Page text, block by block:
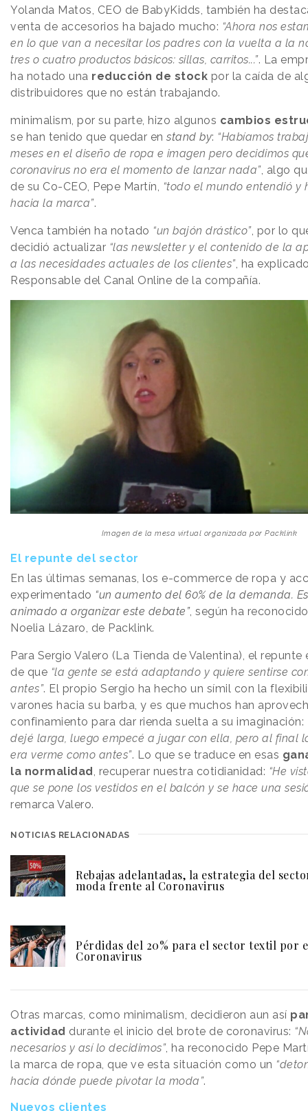
Yolanda Matos, CEO de BabyKidds, también ha
venta de accesorios ha bajado mucho: “Ahora nos
en lo que van a necesitar los padres con la vuelta a la
tres o cuatro productos básicos: sillas, carritos...”. La
ha notado una reducción de stock por la caída de
distribuidores que no están trabajando.
minimalism, por su parte, hizo algunos cambios
se han tenido que quedar en stand by: “Habíamos
meses en el diseño de ropa e imagen pero decidimos
coronavirus no era el momento de lanzar nada”, algo
de su Co-CEO, Pepe Martín, “todo el mundo entendió y
hacia la marca”.
Venca también ha notado “un bajón drástico”, por lo
decidió actualizar “las newsletter y el contenido de la
a las necesidades actuales de los clientes”, ha
Responsable del Canal Online de la compañía.
Imagen de la mesa virtual organizada por Packlink
El repunte del sector
En las últimas semanas, los e-commerce de ropa y
experimentado “un aumento del 60% de la demanda.
animado a organizar este debate”, según ha
Noelia Lázaro, de Packlink.
Para Sergio Valero (La Tienda de Valentina), el repunte
de que “la gente se está adaptando y quiere sentirse
antes”. El propio Sergio ha hecho un símil con la
varones hacia su barba, y es que muchos han
confinamiento para dar rienda suelta a su imaginación:
dejé larga, luego empecé a jugar con ella, pero al final
era verme como antes”. Lo que se traduce en esas
la normalidad , recuperar nuestra cotidianidad: “He
que se pone los vestidos en el balcón y se hace una
remarca Valero.
NOTICIAS RELACIONADAS
Rebajas adelantadas, la estrategia del
moda frente al Coronavirus
Pérdidas del 20% para el sector textil por
Coronavirus
Otras marcas, como minimalism, decidieron aun así
actividad durante el inicio del brote de coronavirus:
necesarios y así lo decidimos”, ha reconocido Pepe
la marca de ropa, que ve esta situación como un
hacia dónde puede pivotar la moda”.
Nuevos clientes